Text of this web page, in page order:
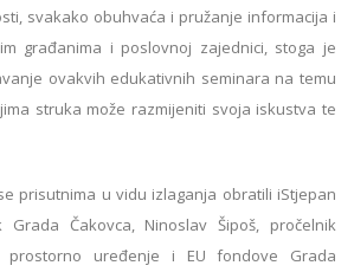
svakako obuhvaća i pružanje informacija i
građanima i poslovnoj zajednici, stoga je
ovakvih edukativnih seminara na temu
struka može razmijeniti svoja iskustva te
prisutnima u vidu izlaganja obratili iStjepan
Grada Čakovca, Ninoslav Šipoš, pročelnik
prostorno uređenje i EU fondove Grada